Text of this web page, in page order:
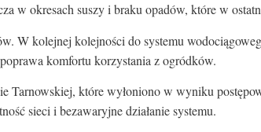
w okresach suszy i braku opadów, które w
kolejnej kolejności do systemu
komfortu korzystania z ogródków.
które wyłoniono w wyniku
sieci i bezawaryjne działanie systemu.